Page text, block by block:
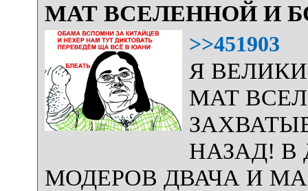
МАТ ВСЕЛЕННОЙ И
>>451903
Я
МАТ
НАЗАД!
МОДЕРОВ ДВАЧА И